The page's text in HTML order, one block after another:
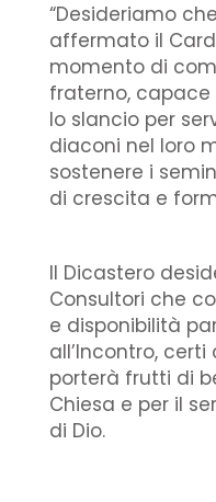
“Desideriamo
affermato il
momento di
fraterno,
lo slancio per
diaconi nel loro
sostenere i
di crescita e
Il Dicastero
Consultori che
e disponibilità
all’Incontro,
porterà frutti di
Chiesa e per il
di Dio.